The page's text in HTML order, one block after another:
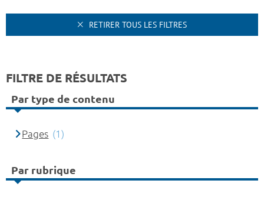
RETIRER TOUS LES FILTRES
FILTRE DE RÉSULTATS
Par type de contenu
Pages (1)
Par rubrique